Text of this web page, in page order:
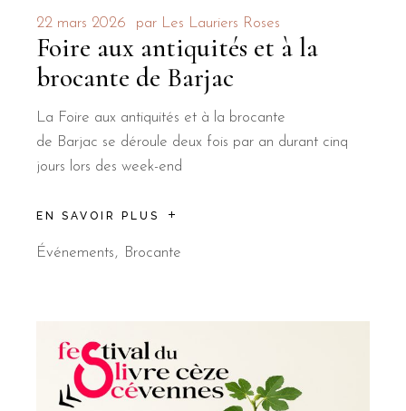
22 mars 2026 par Les Lauriers Roses
Foire aux antiquités et à la
brocante de Barjac
La Foire aux antiquités et à la brocante
de Barjac se déroule deux fois par an durant cinq
jours lors des week-end
EN SAVOIR PLUS
Événements Brocante